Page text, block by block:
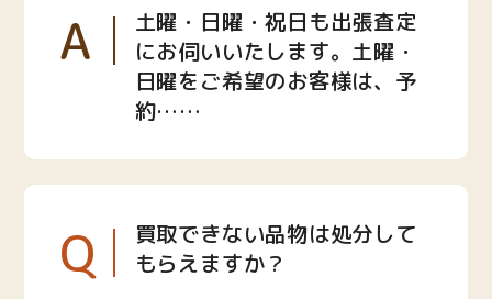
A
土曜・日曜・祝日も出張査定
にお伺いいたします。土曜・
日曜をご希望のお客様は、予
約……
Q
買取できない品物は処分して
もらえますか？